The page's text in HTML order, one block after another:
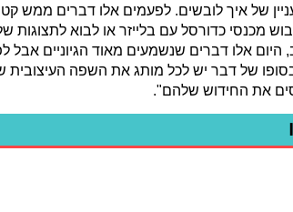
של איך לובשים. לפעמים אלו דברים ממש
מכנסי כדורסל עם בלייזר או לבוא לתצוגות
היום אלו דברים שנשמעים מאוד הגיוניים אבל
בסופו של דבר יש לכל מותג את השפה העיצובית
את החידוש שלהם".